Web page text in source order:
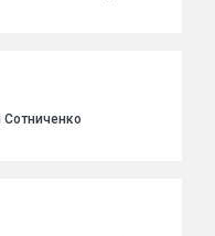
Сотниченко